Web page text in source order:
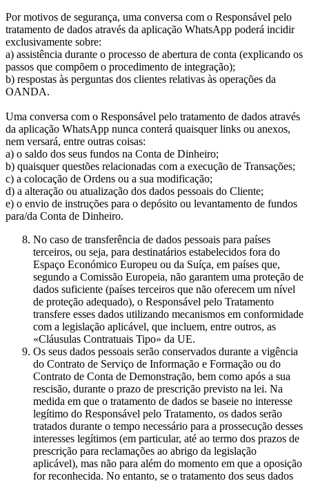
Por motivos de segurança, uma conversa com o Responsável pelo
tratamento de dados através da aplicação WhatsApp poderá incidir
exclusivamente sobre:
a) assistência durante o processo de abertura de conta (explicando os
passos que compõem o procedimento de integração);
b) respostas às perguntas dos clientes relativas às operações da
OANDA.
Uma conversa com o Responsável pelo tratamento de dados através
da aplicação WhatsApp nunca conterá quaisquer links ou anexos,
nem versará, entre outras coisas:
a) o saldo dos seus fundos na Conta de Dinheiro;
b) quaisquer questões relacionadas com a execução de Transações;
c) a colocação de Ordens ou a sua modificação;
d) a alteração ou atualização dos dados pessoais do Cliente;
e) o envio de instruções para o depósito ou levantamento de fundos
para/da Conta de Dinheiro.
No caso de transferência de dados pessoais para países
terceiros, ou seja, para destinatários estabelecidos fora do
Espaço Económico Europeu ou da Suíça, em países que,
segundo a Comissão Europeia, não garantem uma proteção de
dados suficiente (países terceiros que não oferecem um nível
de proteção adequado), o Responsável pelo Tratamento
transfere esses dados utilizando mecanismos em conformidade
com a legislação aplicável, que incluem, entre outros, as
«Cláusulas Contratuais Tipo» da UE.
Os seus dados pessoais serão conservados durante a vigência
do Contrato de Serviço de Informação e Formação ou do
Contrato de Conta de Demonstração, bem como após a sua
rescisão, durante o prazo de prescrição previsto na lei. Na
medida em que o tratamento de dados se baseie no interesse
legítimo do Responsável pelo Tratamento, os dados serão
tratados durante o tempo necessário para a prossecução desses
interesses legítimos (em particular, até ao termo dos prazos de
prescrição para reclamações ao abrigo da legislação
aplicável), mas não para além do momento em que a oposição
for reconhecida. No entanto, se o tratamento dos seus dados